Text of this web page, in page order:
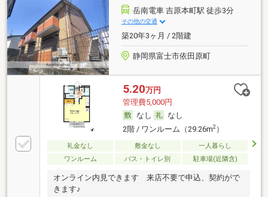
岳南電車 吉原本町駅 徒歩3分
その他の交通
築20年3ヶ月 / 2階建
静岡県富士市依田原町
5.20万円
管理費5,000円
なし
なし
2階 / ワンルーム（29.26m2）
礼金なし 敷金なし
一人暮らし
ワンルーム
バス・トイレ別 駐車場(近隣含)
オンライン内見できます 来店不要で申込、契約がで
きます♪